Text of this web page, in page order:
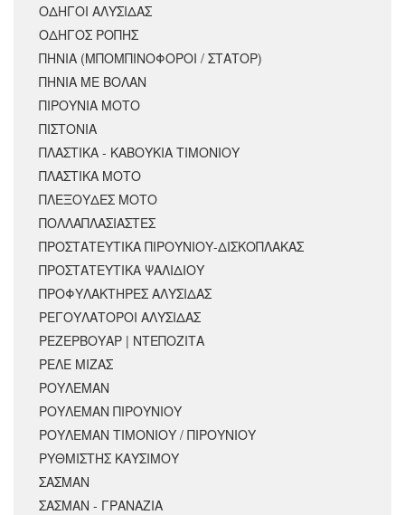
ΟΔΗΓΟΙ ΑΛΥΣΙΔΑΣ
ΟΔΗΓΟΣ ΡΟΠΗΣ
ΠΗΝΙΑ (ΜΠΟΜΠΙΝΟΦΟΡΟΙ / ΣΤΑΤΟΡ)
ΠΗΝΙΑ ΜΕ ΒΟΛΑΝ
ΠΙΡΟΥΝΙΑ ΜΟΤΟ
ΠΙΣΤΟΝΙΑ
ΠΛΑΣΤΙΚΑ - ΚΑΒΟΥΚΙΑ ΤΙΜΟΝΙΟΥ
ΠΛΑΣΤΙΚΑ ΜΟΤΟ
ΠΛΕΞΟΥΔΕΣ ΜΟΤΟ
ΠΟΛΛΑΠΛΑΣΙΑΣΤΕΣ
ΠΡΟΣΤΑΤΕΥΤΙΚΑ ΠΙΡΟΥΝΙΟΥ-ΔΙΣΚΟΠΛΑΚΑΣ
ΠΡΟΣΤΑΤΕΥΤΙΚΑ ΨΑΛΙΔΙΟΥ
ΠΡΟΦΥΛΑΚΤΗΡΕΣ ΑΛΥΣΙΔΑΣ
ΡΕΓΟΥΛΑΤΟΡΟΙ ΑΛΥΣΙΔΑΣ
ΡΕΖΕΡΒΟΥΑΡ | ΝΤΕΠΟΖΙΤΑ
ΡΕΛΕ ΜΙΖΑΣ
ΡΟΥΛΕΜΑΝ
ΡΟΥΛΕΜΑΝ ΠΙΡΟΥΝΙΟΥ
ΡΟΥΛΕΜΑΝ ΤΙΜΟΝΙΟΥ / ΠΙΡΟΥΝΙΟΥ
ΡΥΘΜΙΣΤΗΣ ΚΑΥΣΙΜΟΥ
ΣΑΣΜΑΝ
ΣΑΣΜΑΝ - ΓΡΑΝΑΖΙΑ